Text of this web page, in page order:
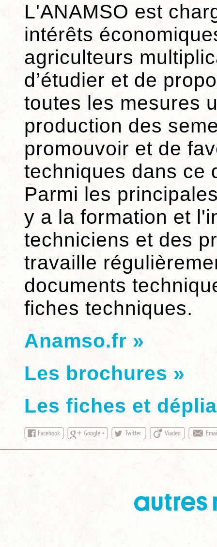
L'ANAMSO est
intérêts
agriculteurs
d’étudier et de
toutes les mesures
production des
promouvoir et de
techniques dans ce
Parmi les
y a la formation et
techniciens et des
travaille
documents
fiches techniques.
Anamso.fr »
Les brochures »
Les fiches et
autres